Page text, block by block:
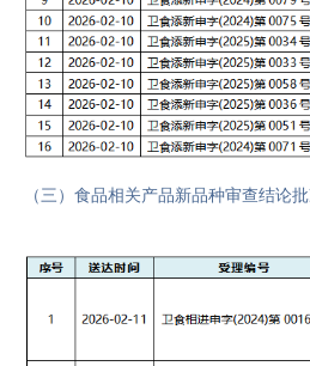
（三） 食品相关产品新品种审查结论